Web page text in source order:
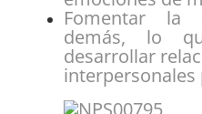
Fomentar la
demás, lo
desarrollar
interpersonales